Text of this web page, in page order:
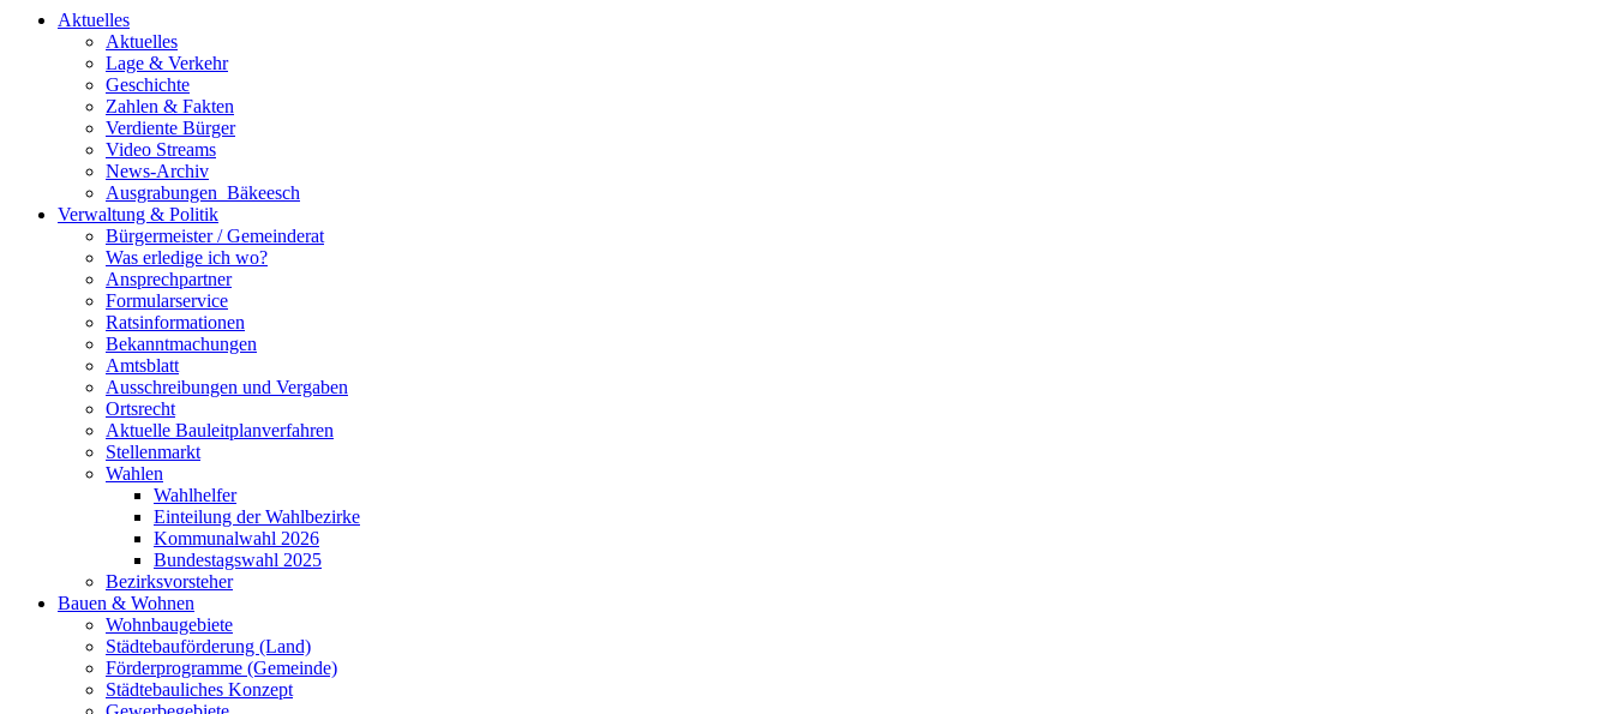
Aktuelles
Aktuelles
Lage & Verkehr
Geschichte
Zahlen & Fakten
Verdiente Bürger
Video Streams
News-Archiv
Ausgrabungen_Bäkeesch
Verwaltung & Politik
Bürgermeister / Gemeinderat
Was erledige ich wo?
Ansprechpartner
Formularservice
Ratsinformationen
Bekanntmachungen
Amtsblatt
Ausschreibungen und Vergaben
Ortsrecht
Aktuelle Bauleitplanverfahren
Stellenmarkt
Wahlen
Wahlhelfer
Einteilung der Wahlbezirke
Kommunalwahl 2026
Bundestagswahl 2025
Bezirksvorsteher
Bauen & Wohnen
Wohnbaugebiete
Städtebauförderung (Land)
Förderprogramme (Gemeinde)
Städtebauliches Konzept